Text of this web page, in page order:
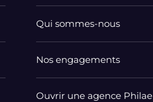
Qui sommes-nous
Nos engagements
Ouvrir une agence Philae